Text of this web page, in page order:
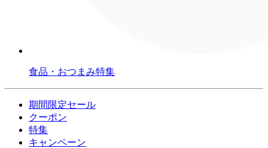
食品・おつまみ特集
期間限定セール
クーポン
特集
キャンペーン